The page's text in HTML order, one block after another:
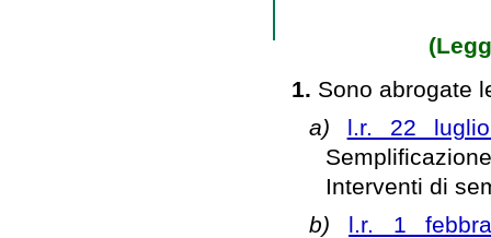
1. Sono abrogate
a) l.r. 22
Interventi di
b) l.r. 1